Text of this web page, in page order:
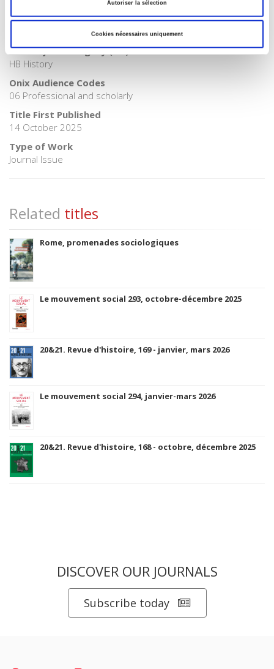
Autoriser la sélection
Cookies nécessaires uniquement
BISAC Subject Heading
HIS000000 HISTORY > HIS001000 HISTORY / Africa >
HIS001040 HISTORY / Africa / South
BIC subject category (UK)
HB History
Onix Audience Codes
06 Professional and scholarly
Title First Published
14 October 2025
Type of Work
Journal Issue
Related titles
Rome, promenades sociologiques
Le mouvement social 293, octobre-décembre 2025
20&21. Revue d'histoire, 169 - janvier, mars 2026
Le mouvement social 294, janvier-mars 2026
20&21. Revue d'histoire, 168 - octobre, décembre 2025
DISCOVER OUR JOURNALS
Subscribe today